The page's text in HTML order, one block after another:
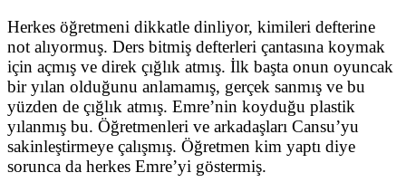
Herkes öğretmeni dikkatle dinliyor, kimileri defterine
not alıyormuş. Ders bitmiş defterleri çantasına koymak
için açmış ve direk çığlık atmış. İlk başta onun oyuncak
bir yılan olduğunu anlamamış, gerçek sanmış ve bu
yüzden de çığlık atmış. Emre’nin koyduğu plastik
yılanmış bu. Öğretmenleri ve arkadaşları Cansu’yu
sakinleştirmeye çalışmış. Öğretmen kim yaptı diye
sorunca da herkes Emre’yi göstermiş.